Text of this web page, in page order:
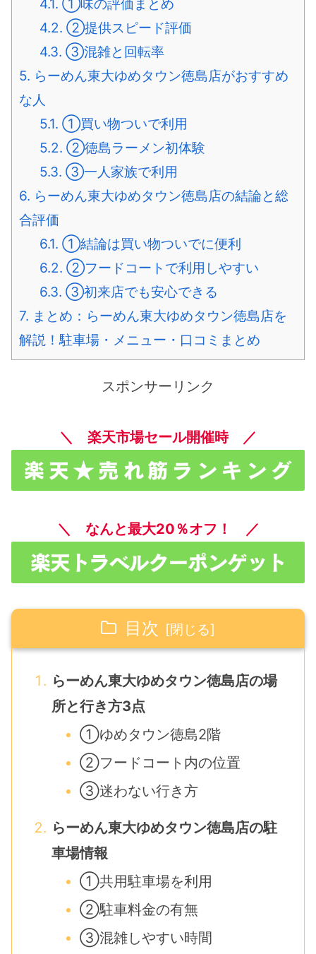
4.1. ①味の評価まとめ
4.2. ②提供スピード評価
4.3. ③混雑と回転率
5. らーめん東大ゆめタウン徳島店がおすすめ
な人
5.1. ①買い物ついで利用
5.2. ②徳島ラーメン初体験
5.3. ③一人家族で利用
6. らーめん東大ゆめタウン徳島店の結論と総
合評価
6.1. ①結論は買い物ついでに便利
6.2. ②フードコートで利用しやすい
6.3. ③初来店でも安心できる
7. まとめ：らーめん東大ゆめタウン徳島店を
解説！駐車場・メニュー・口コミまとめ
スポンサーリンク
＼ 楽天市場セール開催時 ／
＼ なんと最大20％オフ！ ／
目次
らーめん東大ゆめタウン徳島店の場
所と行き方3点
①ゆめタウン徳島2階
②フードコート内の位置
③迷わない行き方
らーめん東大ゆめタウン徳島店の駐
車場情報
①共用駐車場を利用
②駐車料金の有無
③混雑しやすい時間